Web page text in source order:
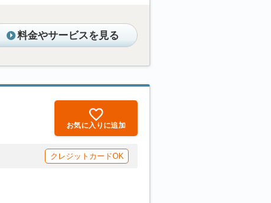
料金やサービスを見る
お気に入りに追加
クレジットカードOK